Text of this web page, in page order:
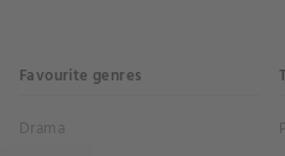
Favourite genres
Drama